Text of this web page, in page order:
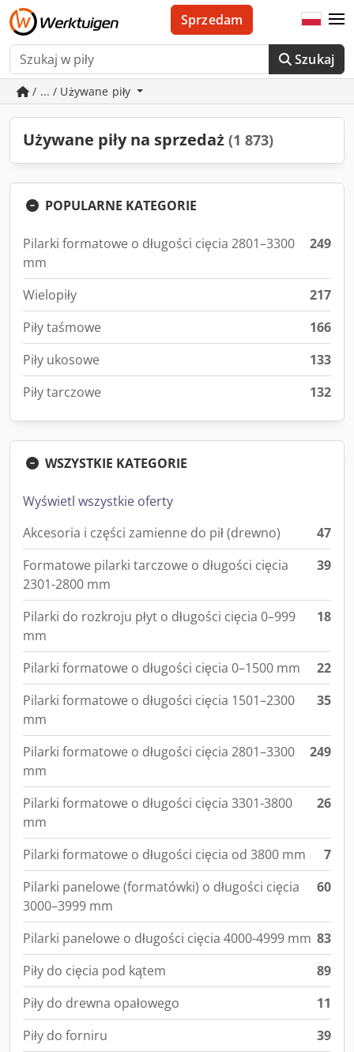
Szukaj
Sprzedam
/ ... / Używane piły
Używane piły na sprzedaż (1 873)
POPULARNE KATEGORIE
Pilarki formatowe o długości cięcia 2801–3300
mm
249
Wielopiły
217
Piły taśmowe
166
Piły ukosowe
133
Piły tarczowe
132
WSZYSTKIE KATEGORIE
Wyświetl wszystkie oferty
Akcesoria i części zamienne do pił (drewno)
47
Formatowe pilarki tarczowe o długości cięcia
2301-2800 mm
39
Pilarki do rozkroju płyt o długości cięcia 0–999
mm
18
Pilarki formatowe o długości cięcia 0–1500 mm
22
Pilarki formatowe o długości cięcia 1501–2300
mm
35
Pilarki formatowe o długości cięcia 2801–3300
mm
249
Pilarki formatowe o długości cięcia 3301-3800
mm
26
Pilarki formatowe o długości cięcia od 3800 mm
7
Pilarki panelowe (formatówki) o długości cięcia
3000–3999 mm
60
Pilarki panelowe o długości cięcia 4000-4999 mm 83
Piły do cięcia pod kątem
89
Piły do drewna opałowego
11
Piły do forniru
39